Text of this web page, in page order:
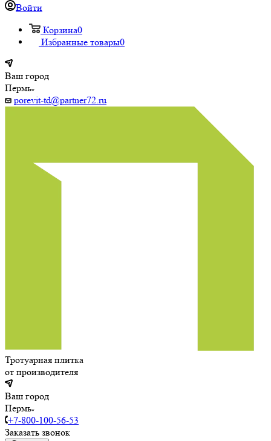
Войти
Корзина0
Избранные товары0
Ваш город
Пермь
porevit-td@partner72.ru
Тротуарная плитка
от производителя
Ваш город
Пермь
+7-800-100-56-53
Заказать звонок